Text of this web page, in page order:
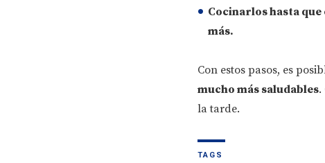
Cocinarlos hasta
más.
Con estos pasos, es
mucho más saludables.
la tarde.
TAGS